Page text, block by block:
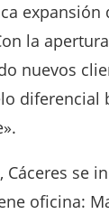
la
nuevos
diferencial
Cáceres se
oficina: